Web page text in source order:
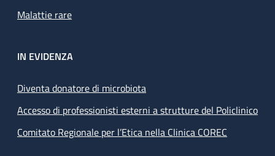
Malattie rare
IN EVIDENZA
Diventa donatore di microbiota
Accesso di professionisti esterni a strutture del Policlinico
Comitato Regionale per l’Etica nella Clinica COREC